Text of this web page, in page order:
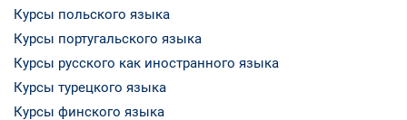
Курсы польского языка
Курсы португальского языка
Курсы русского как иностранного языка
Курсы турецкого языка
Курсы финского языка